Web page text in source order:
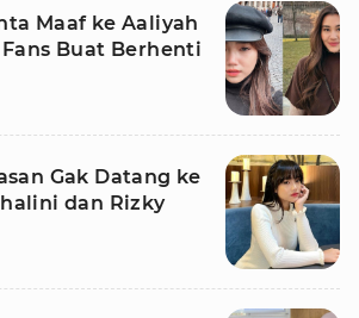
Maaf ke Aaliyah
Buat Berhenti
Gak Datang ke
dan Rizky